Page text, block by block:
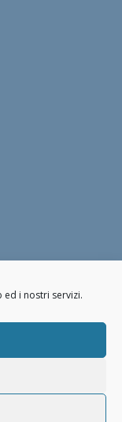
i nostri servizi.
-